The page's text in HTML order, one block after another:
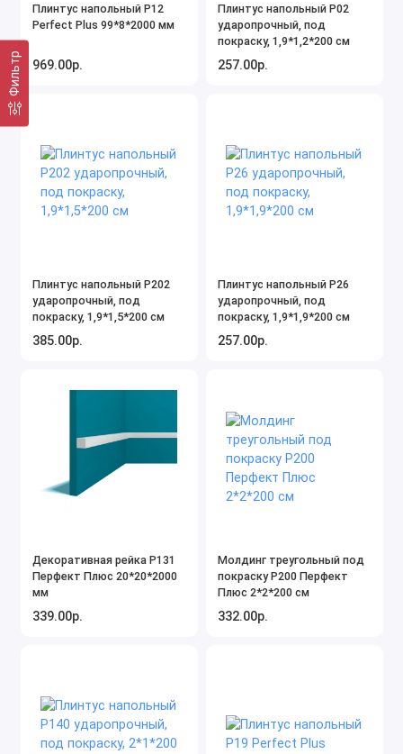
Фильтр
Плинтус напольный P12
Perfect Plus 99*8*2000 мм
969.00р.
Плинтус напольный P02
ударопрочный, под
покраску, 1,9*1,2*200 см
257.00р.
Плинтус напольный P202
ударопрочный, под
покраску, 1,9*1,5*200 см
385.00р.
Плинтус напольный P26
ударопрочный, под
покраску, 1,9*1,9*200 см
257.00р.
Декоративная рейка P131
Перфект Плюс 20*20*2000
мм
339.00р.
Молдинг треугольный под
покраску P200 Перфект
Плюс 2*2*200 см
332.00р.